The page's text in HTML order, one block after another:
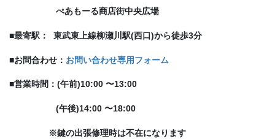
ぺあもーる商店街中央広場
■最寄駅： 東武東上線柳瀬川駅(西口)から徒歩3分
■お問合わせ： お問い合わせ専用フォーム
■営業時間：(午前)10:00 〜13:00
(午後)14:00 〜18:00
※鍵の出張修理時は不在になります